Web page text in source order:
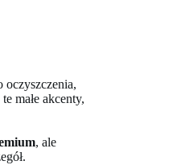
oczyszczenia,
małe akcenty,
, ale